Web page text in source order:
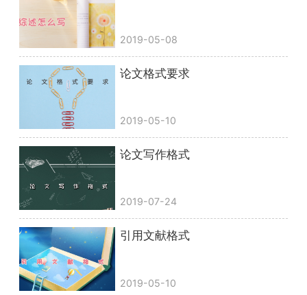
2019-05-08
论文格式要求
2019-05-10
论文写作格式
2019-07-24
引用文献格式
2019-05-10